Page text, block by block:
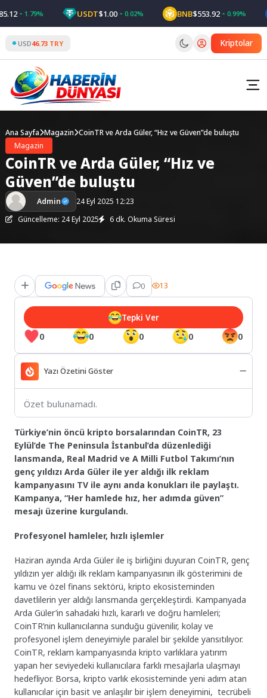
to
content
1.79% USDT$1.00 0.02% BNB$553.92 0.99%
USD46.73 TRY Kriptolar
Ana Sayfa Magazin CoinTR ve Arda Güler, “Hız ve Güven”de buluştu
Magazin
CoinTR ve Arda Güler, “Hız ve
Güven”de buluştu
Admin
24 Eyl 2025 12:23
Güncelleme: 24 Eyl 2025
6 dk. Okuma Süresi
0 13
0 0 0 0 0
Tepki Ver
Yazı Özetini Göster
Özet bulunamadı.
Türkiye’nin öncü kripto borsalarından CoinTR, 23
Eylül’de The Peninsula İstanbul’da düzenlediği
lansmanda, Real Madrid ve A Milli Futbol Takımı’nın
genç yıldızı Arda Güler ile yer aldığı ilk reklam
kampanyasını TV ile aynı anda konukları ile paylaştı.
Kampanya, “Her hamlede hız, her adımda güven”
mesajı üzerine kurgulandı.
Profesyonel hamleler, hızlı işlemler
Haziran ayında Arda Güler ile iş birliğini duyuran CoinTR, genç
yıldızın yer aldığı ilk reklam kampanyasının ilk gösterimini de
kamu ve özel finans sektörü, kripto ekosisteminden
davetlilerin yer aldığı lansmanda gerçekleştirdi. Kampanyada
Arda Güler’in sahadaki hızlı, kararlı ve doğru hamleleri;
CoinTR’nin kullanıcılarına sunduğu güvenilir, kolay ve
profesyonel işlem deneyimiyle paralel bir şekilde yansıtılıyor.
CoinTR, reklam kampanyasında kripto varlıklara yatırım
yapan her seviyedeki kullanıcılara farklı mesajlarla ulaşmayı
hedefliyor. Borsa, kripto varlık ekosisteminde yeni adım atan
kullanıcılar için basit ve anlaşılır bir işlem deneyimini, tecrübeli